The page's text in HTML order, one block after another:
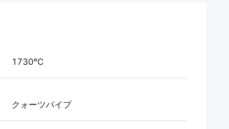
1730℃
クォーツパイプ